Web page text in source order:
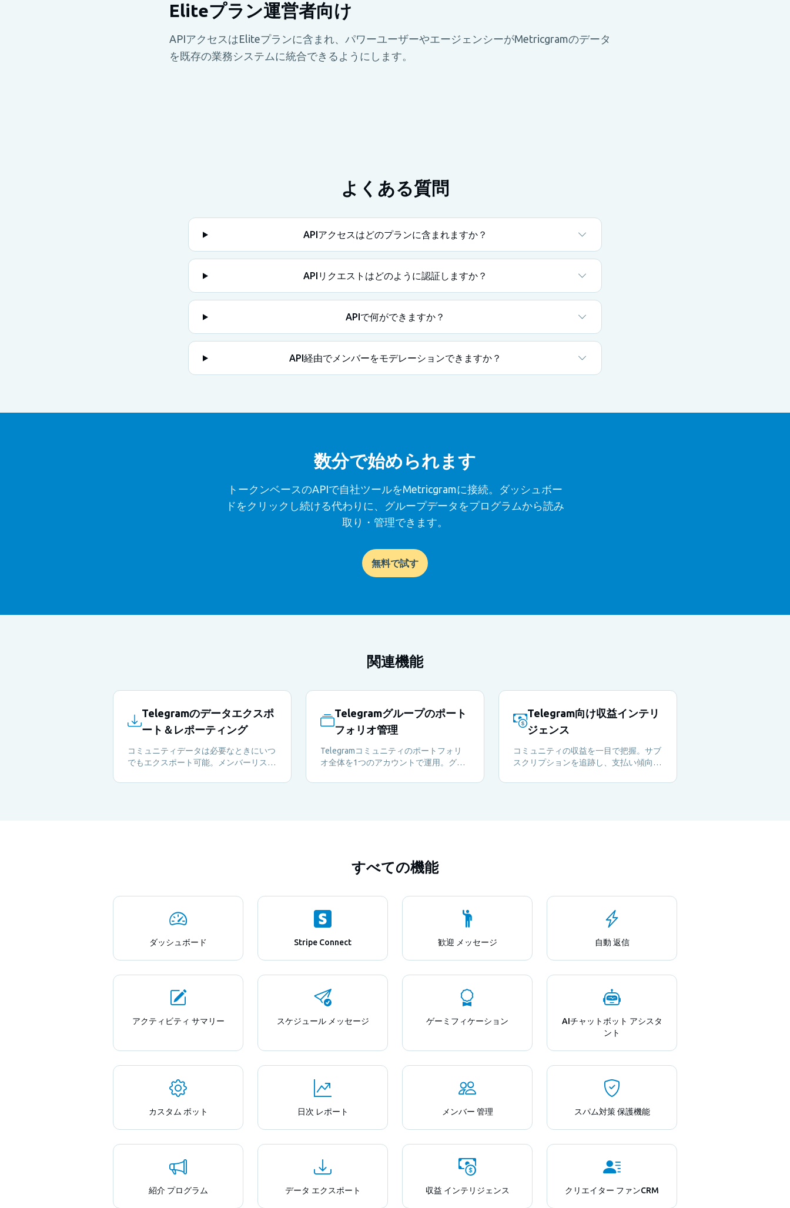
Eliteプラン運営者向け
APIアクセスはEliteプランに含まれ、パワーユーザーやエージェンシーがMetricgramのデータ
を既存の業務システムに統合できるようにします。
よくある質問
APIアクセスはどのプランに含まれますか？
APIリクエストはどのように認証しますか？
APIで何ができますか？
API経由でメンバーをモデレーションできますか？
数分で始められます
トークンベースのAPIで自社ツールをMetricgramに接続。ダッシュボー
ドをクリックし続ける代わりに、グループデータをプログラムから読み
取り・管理できます。
無料で試す
関連機能
Telegramのデータエクスポ
ート＆レポーティング
コミュニティデータは必要なときにいつ
でもエクスポート可能。メンバーリス
ントレポートをCSVでダウンロードし、
Telegramグループのポート
フォリオ管理
Telegramコミュニティのポートフォリ
オ全体を1つのアカウントで運用。グル
えられます。
Telegram向け収益インテリ
ジェンス
コミュニティの収益を一目で把握。サブ
スクリプションを追跡し、支払い傾向を
思決定をMetricgramのダッシュボードか
すべての機能
ダッシュボード Stripe Connect 歓迎 メッセージ 自動 返信
アクティビティ サマリー スケジュール メッセージ ゲーミフィケーション
AIチャットボット アシスタ
ント
カスタム ボット 日次 レポート メンバー 管理 スパム対策 保護機能
紹介 プログラム データ エクスポート 収益 インテリジェンス クリエイター ファンCRM